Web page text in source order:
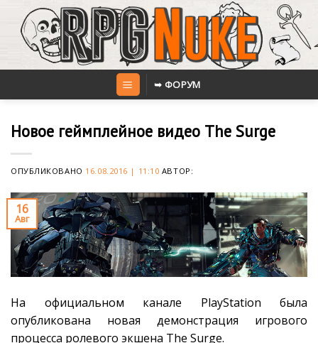
content
➥ ФОРУМ
Новое геймплейное видео The Surge
ОПУБЛИКОВАНО 16.08.2016 | 11:10 АВТОР:
16
Авг
На официальном канале PlayStation была
опубликована новая демонстрация игрового
процесса ролевого экшена The Surge.